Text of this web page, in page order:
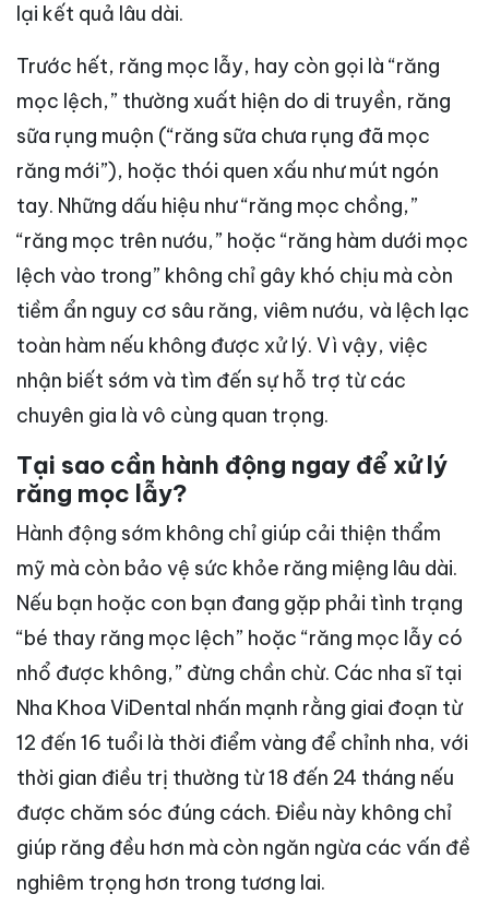
lại kết quả lâu dài.
Trước hết, răng mọc lẫy, hay còn gọi là “răng
mọc lệch,” thường xuất hiện do di truyền, răng
sữa rụng muộn (“răng sữa chưa rụng đã mọc
răng mới”), hoặc thói quen xấu như mút ngón
tay. Những dấu hiệu như “răng mọc chồng,”
“răng mọc trên nướu,” hoặc “răng hàm dưới mọc
lệch vào trong” không chỉ gây khó chịu mà còn
tiềm ẩn nguy cơ sâu răng, viêm nướu, và lệch lạc
toàn hàm nếu không được xử lý. Vì vậy, việc
nhận biết sớm và tìm đến sự hỗ trợ từ các
chuyên gia là vô cùng quan trọng.
Tại sao cần hành động ngay để xử lý
răng mọc lẫy?
Hành động sớm không chỉ giúp cải thiện thẩm
mỹ mà còn bảo vệ sức khỏe răng miệng lâu dài.
Nếu bạn hoặc con bạn đang gặp phải tình trạng
“bé thay răng mọc lệch” hoặc “răng mọc lẫy có
nhổ được không,” đừng chần chừ. Các nha sĩ tại
Nha Khoa ViDental nhấn mạnh rằng giai đoạn từ
12 đến 16 tuổi là thời điểm vàng để chỉnh nha, với
thời gian điều trị thường từ 18 đến 24 tháng nếu
được chăm sóc đúng cách. Điều này không chỉ
giúp răng đều hơn mà còn ngăn ngừa các vấn đề
nghiêm trọng hơn trong tương lai.